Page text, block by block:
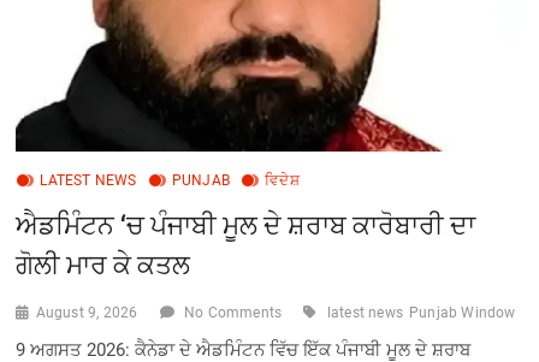
ਕਹੋ”
ਦੇ
LATEST NEWS PUNJAB ਵਿਦੇਸ਼
ਐਡਮਿੰਟਨ ‘ਚ ਪੰਜਾਬੀ ਮੂਲ ਦੇ ਸ਼ਰਾਬ ਕਾਰੋਬਾਰੀ ਦਾ
ਗੋਲੀ ਮਾਰ ਕੇ ਕਤਲ
August 9, 2026 No Comments latest news Punjab Window
9 ਅਗਸਤ 2026: ਕੈਨੇਡਾ ਦੇ ਐਡਮਿੰਟਨ ਵਿੱਚ ਇੱਕ ਪੰਜਾਬੀ ਮੂਲ ਦੇ ਸ਼ਰਾਬ